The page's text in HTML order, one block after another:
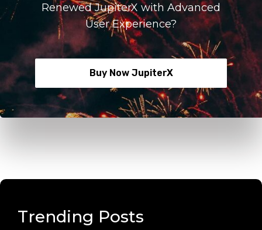
Renewed JupiterX with Advanced
User Experience?
Buy Now JupiterX
Trending Posts